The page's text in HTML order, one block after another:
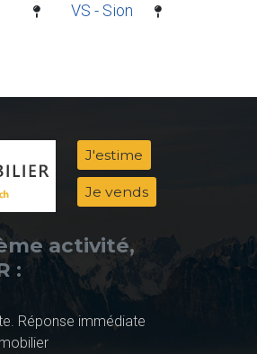
VS - Sion
activité,
:
Réponse immédiate
J'estime
Je vends